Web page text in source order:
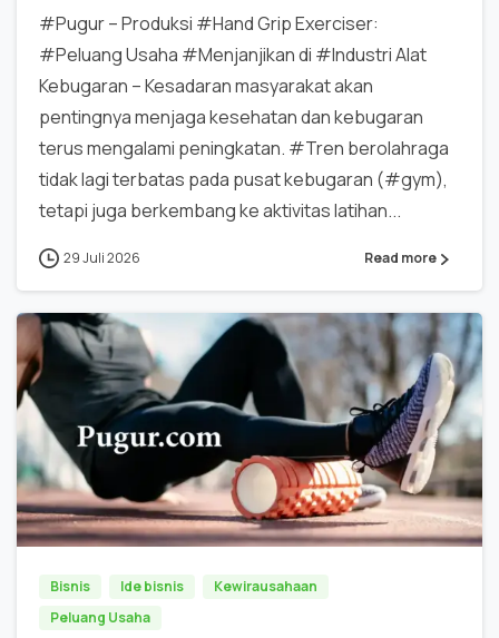
#Pugur – Produksi #Hand Grip Exerciser:
#Peluang Usaha #Menjanjikan di #Industri Alat
Kebugaran – Kesadaran masyarakat akan
pentingnya menjaga kesehatan dan kebugaran
terus mengalami peningkatan. #Tren berolahraga
tidak lagi terbatas pada pusat kebugaran (#gym),
tetapi juga berkembang ke aktivitas latihan...
29 Juli 2026 Read more
0 0
Bisnis Ide bisnis
Kewirausahaan
Peluang Usaha